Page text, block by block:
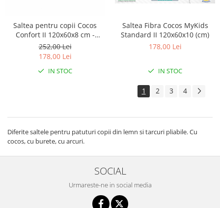
Saltea pentru copii Cocos
Confort II 120x60x8 cm -
BabyNeeds
252,00 Lei
178,00 Lei
IN STOC
Saltea Fibra Cocos MyKids
Standard II 120x60x10 (cm)
178,00 Lei
IN STOC
1 2 3 4
Diferite saltele pentru patuturi copii din lemn si tarcuri pliabile. Cu
cocos, cu burete, cu arcuri.
SOCIAL
Urmareste-ne in social media